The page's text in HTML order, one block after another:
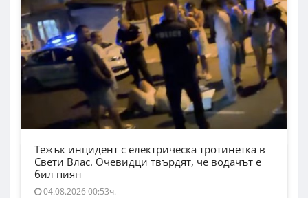
Тежък инцидент с електрическа тротинетка в
Свети Влас. Очевидци твърдят, че водачът е
бил пиян
04.08.2026 00:53ч.